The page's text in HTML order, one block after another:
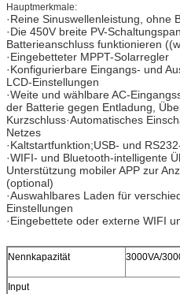
Hauptmerkmale:
·Reine Sinuswellenleistung, ohne
·Die 450V breite PV-
Batterieanschluss funktionieren
·Eingebetteter MPPT-Solarregler
·Konfigurierbare Eingangs- und
LCD-Einstellungen
·Weite und wählbare AC-
der Batterie gegen Entladung,
Kurzschluss·Automatisches
Netzes
·Kaltstartfunktion;USB- und
·WIFI- und Bluetooth-intelligente
Unterstützung mobiler APP zur
(optional)
·Auswahlbares Laden für
Einstellungen
·Eingebettete oder externe WIFI
Nennkapazität 3000VA/
Input